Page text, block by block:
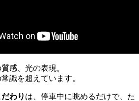
感、光の表現。
識を超えています。
わり は、停車中に眺めるだけで、た